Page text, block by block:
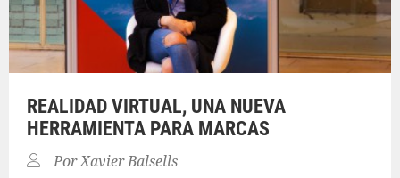
REALIDAD VIRTUAL, UNA NUEVA
HERRAMIENTA PARA MARCAS
PorXavier Balsells